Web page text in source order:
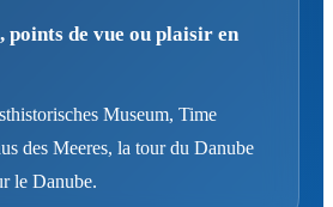
points de vue ou plaisir en
Museum, Time
des Meeres, la tour du Danube
le Danube.